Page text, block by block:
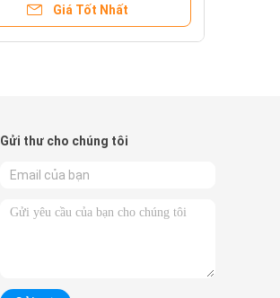
Giá Tốt Nhất
Gửi thư cho chúng tôi